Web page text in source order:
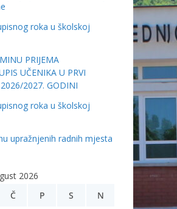
roka u školskoj
PRIJEMA
UČENIKA U PRVI
2026/2027. GODINI
roka u školskoj
upražnjenih radnih mjesta
2026
Č P S N